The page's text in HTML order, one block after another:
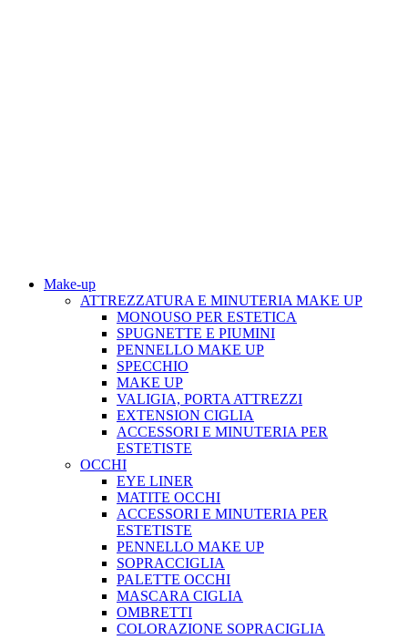
Make-up
ATTREZZATURA E MINUTERIA MAKE UP
MONOUSO PER ESTETICA
SPUGNETTE E PIUMINI
PENNELLO MAKE UP
SPECCHIO
MAKE UP
VALIGIA, PORTA ATTREZZI
EXTENSION CIGLIA
ACCESSORI E MINUTERIA PER
ESTETISTE
OCCHI
EYE LINER
MATITE OCCHI
ACCESSORI E MINUTERIA PER
ESTETISTE
PENNELLO MAKE UP
SOPRACCIGLIA
PALETTE OCCHI
MASCARA CIGLIA
OMBRETTI
COLORAZIONE SOPRACIGLIA